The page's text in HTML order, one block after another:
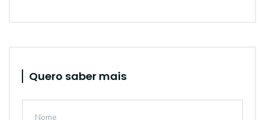
Quero saber mais